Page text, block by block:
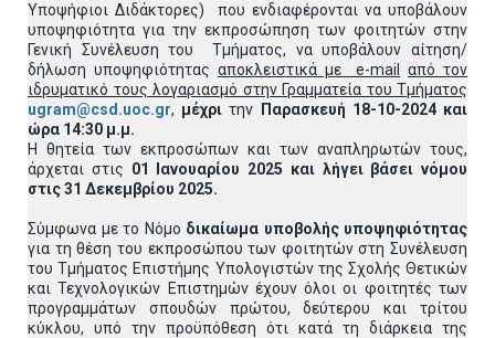
Υποψήφιοι Διδάκτορες) που ενδιαφέρονται να υποβάλουν
υποψηφιότητα για την εκπροσώπηση των φοιτητών στην
Γενική Συνέλευση του Τμήματος, να υποβάλουν αίτηση/
δήλωση υποψηφιότητας αποκλειστικά με e-mail
από τον
ιδρυματικό τους λογαριασμό στην Γραμματεία του Τμήματος
ugram@csd.uoc.gr, μέχριτην
Παρασκευή 18-10-2024 και
ώρα 14:30 μ.μ.
Η θητεία των εκπροσώπων και των αναπληρωτών τους,
άρχεται στις 01 Ιανουαρίου 2025 και λήγει βάσει νόμου
στις 31 Δεκεμβρίου 2025.
Σύμφωνα με το Νόμο δικαίωμα υποβολής υποψηφιότητας
για τη θέση του εκπροσώπου των φοιτητών στη Συνέλευση
του Τμήματος Επιστήμης Υπολογιστών της Σχολής Θετικών
και Τεχνολογικών Επιστημών έχουν όλοι οι φοιτητές των
προγραμμάτων σπουδών πρώτου, δεύτερου και τρίτου
κύκλου, υπό την προϋπόθεση ότι κατά τη διάρκεια της